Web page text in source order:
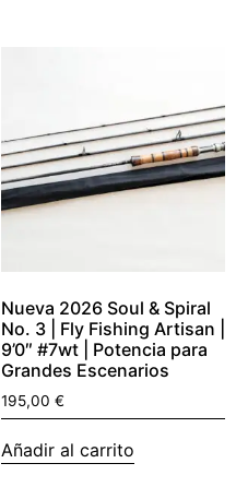
Nueva 2026 Soul & Spiral
No. 3 | Fly Fishing Artisan |
9’0″ #7wt | Potencia para
Grandes Escenarios
195,00 €
Añadir al carrito